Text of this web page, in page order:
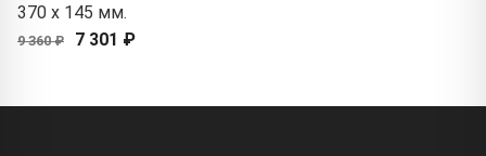
370 x 145 мм.
9 360 ₽ 7 301 ₽